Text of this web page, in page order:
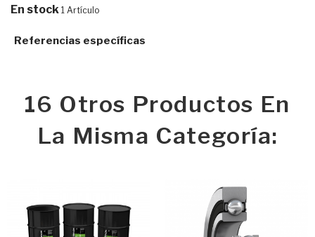
En stock 1 Artículo
Referencias específicas
16 Otros Productos En
La Misma Categoría: